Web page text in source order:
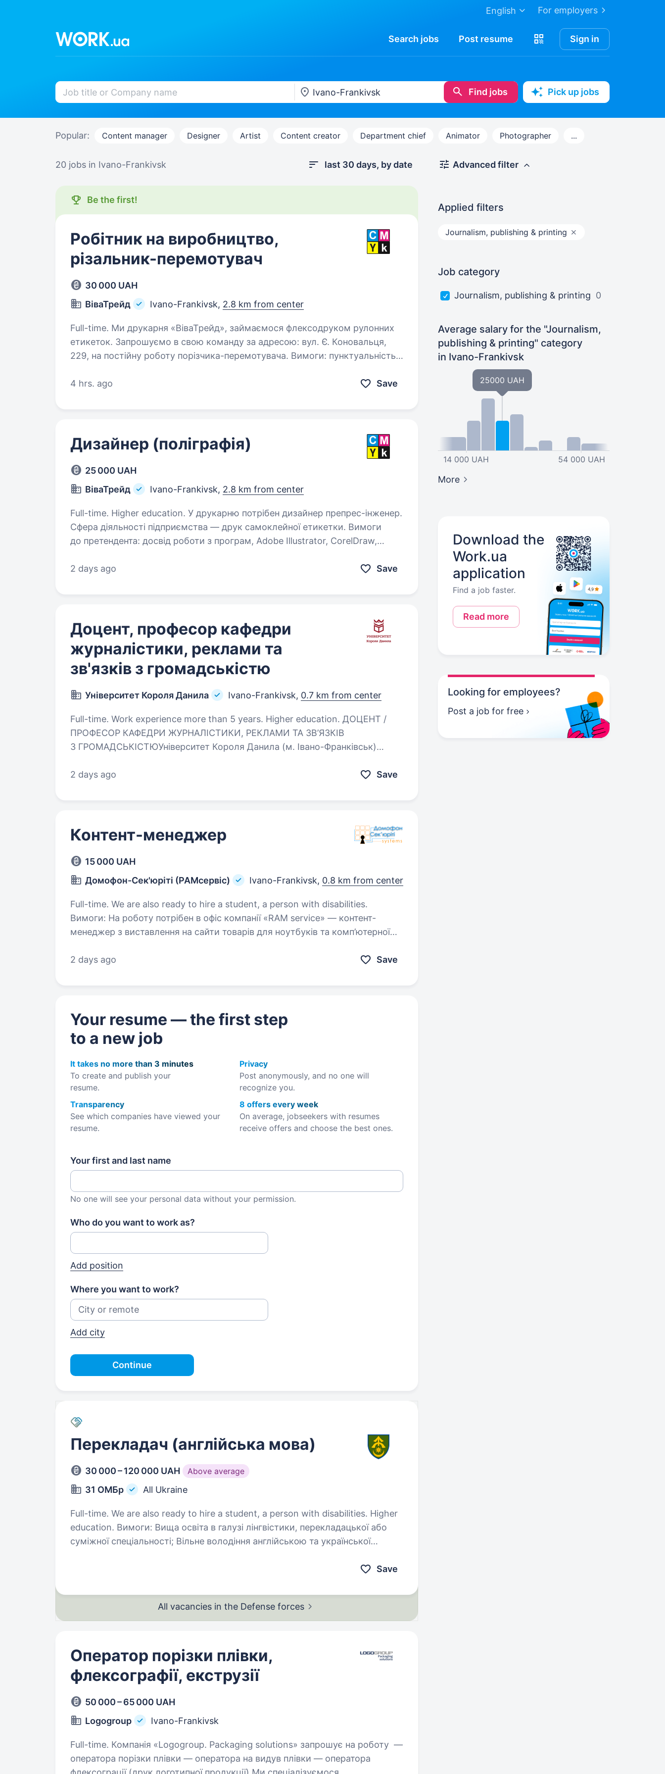
For employers
English
Search jobs Post resume Sign in
Find jobs Pick up jobs
Popular: Content manager Designer Artist Content creator Department chief Animator Photographer ...
20 jobs in Ivano-Frankivsk last 30 days, by date
Be the first!
Робітник на виробництво,
різальник-перемотувач
30 000 UAH
ВіваТрейд
Ivano-Frankivsk, 2.8 km from center
Full-time. Ми друкарня «ВіваТрейд», займаємося флексодруком рулонних
етикеток. Запрошуємо в свою команду за адресою: вул. Є. Коновальця,
229, на постійну роботу порізчика-перемотувача. Вимоги: пунктуальність;
4 hrs. ago
Save
Дизайнер (поліграфія)
25 000 UAH
ВіваТрейд
Ivano-Frankivsk, 2.8 km from center
Full-time. Higher education. У друкарню потрібен дизайнер препрес-інженер.
Сфера діяльності підприємства — друк самоклейної етикетки. Вимоги
до претендента: досвід роботи з програм, Adobe Illustrator, CorelDraw,
2 days ago
Save
Доцент, професор кафедри
журналістики, реклами та
зв'язків з громадськістю
Університет Короля Данила Ivano-Frankivsk, 0.7 km from center
Full-time. Work experience more than 5 years. Higher education. ДОЦЕНТ /
ПРОФЕСОР КАФЕДРИ ЖУРНАЛІСТИКИ, РЕКЛАМИ ТА ЗВ’ЯЗКІВ
З ГРОМАДСЬКІСТЮУніверситет Короля Данила (м. Івано-Франківськ)
реклами та зв’язків з громадськістю…
2 days ago Save
Контент-менеджер
15 000 UAH
Домофон-Сек'юріті (РАМсервіс)
Ivano-Frankivsk, 0.8 km from center
Full-time. We are also ready to hire a student, a person with disabilities.
Вимоги: На роботу потрібен в офіс компанії «RAM service» — контент-
менеджер з виставлення на сайти товарів для ноутбуків та комп’ютерної
2 days ago
Save
Your resume — the first step
to a new job
It takes no more than 3 minutes
To create and publish your
resume.
Privacy
Post anonymously, and no one will
recognize you.
Transparency
See which companies have viewed your
resume.
8 offers every week
On average, jobseekers with resumes
receive offers and choose the best ones.
Your first and last name
No one will see your personal data without your permission.
Who do you want to work as?
Add position
Where you want to work?
Add city
Continue
Перекладач (англійська мова)
30 000 – 120 000 UAH Above average
31 ОМБр All Ukraine
Full-time. We are also ready to hire a student, a person with disabilities. Higher
education. Вимоги: Вища освіта в галузі лінгвістики, перекладацької або
суміжної спеціальності; Вільне володіння англійською та української
Save
All vacancies in the Defense forces
Оператор порізки плівки,
флексографії, екструзії
50 000 – 65 000 UAH
Logogroup
Ivano-Frankivsk
Full-time. Компанія «Logogroup. Packaging solutions» запрошує на роботу —
оператора порізки плівки — оператора на видув плівки — оператора
Advanced filter
Applied filters
Journalism, publishing & printing
Job category
Journalism, publishing & printing 0
Average salary for the "Journalism,
publishing & printing" category
in Ivano-Frankivsk
14 000 UAH
25000 UAH
54 000 UAH
More
Download the
Work.ua
application
Find a job faster.
Read more
Looking for employees?
Post a job for free